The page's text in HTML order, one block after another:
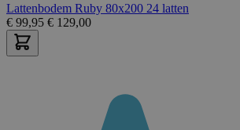
Lattenbodem Ruby 80x200 24 latten
€ 99,95 € 129,00